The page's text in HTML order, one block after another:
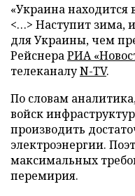
«Украина находится
<…> Наступит зима,
для Украины, чем
РейснераРИА
телеканалуN-TV.
По словам
войск
производить
электроэнергии.
максимальных
перемирия.